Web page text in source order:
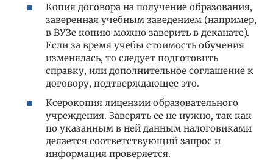
Копия договора на получение образования,
заверенная учебным заведением (например,
в ВУЗе копию можно заверить в деканате).
Если за время учебы стоимость обучения
изменялась, то следует подготовить
справку, или дополнительное соглашение к
договору, подтверждающее это.
Ксерокопия лицензии образовательного
учреждения. Заверять ее не нужно, так как
по указанным в ней данным налоговиками
делается соответствующий запрос и
информация проверяется.